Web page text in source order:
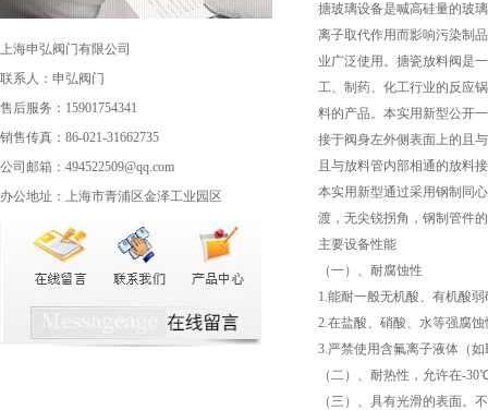
上海申弘阀门有限公司
联系人：申弘阀门
售后服务：15901754341
销售传真：86-021-31662735
公司邮箱：494522509@qq.com
办公地址：上海市青浦区金泽工业园区
搪玻璃设备是喊高硅量的玻
离子取代作用而影响污染制
业广泛使用。搪瓷放料阀是
工、制药、化工行业的反应
料的产品。本实用新型公开
接于阀身左外侧表面上的且
且与放料管内部相通的放料
本实用新型通过采用钢制同
渡，无尖锐拐角，钢制管件
主要设备性能
（一）、耐腐蚀性
1.能耐一般无机酸、有机酸
2.在盐酸、硝酸、水等强腐
3.严禁使用含氟离子液体（
（二）、耐热性，允许在-
（三）、具有光滑的表面。